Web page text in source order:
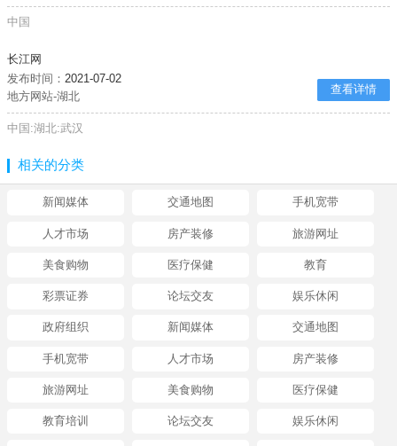
中国
长江网
发布时间：2021-07-02
地方网站-湖北
查看详情
中国:湖北:武汉
相关的分类
新闻媒体 交通地图 手机宽带
人才市场 房产装修 旅游网址
美食购物 医疗保健 教育
彩票证券 论坛交友 娱乐休闲
政府组织 新闻媒体 交通地图
手机宽带 人才市场 房产装修
旅游网址 美食购物 医疗保健
教育培训 论坛交友 娱乐休闲